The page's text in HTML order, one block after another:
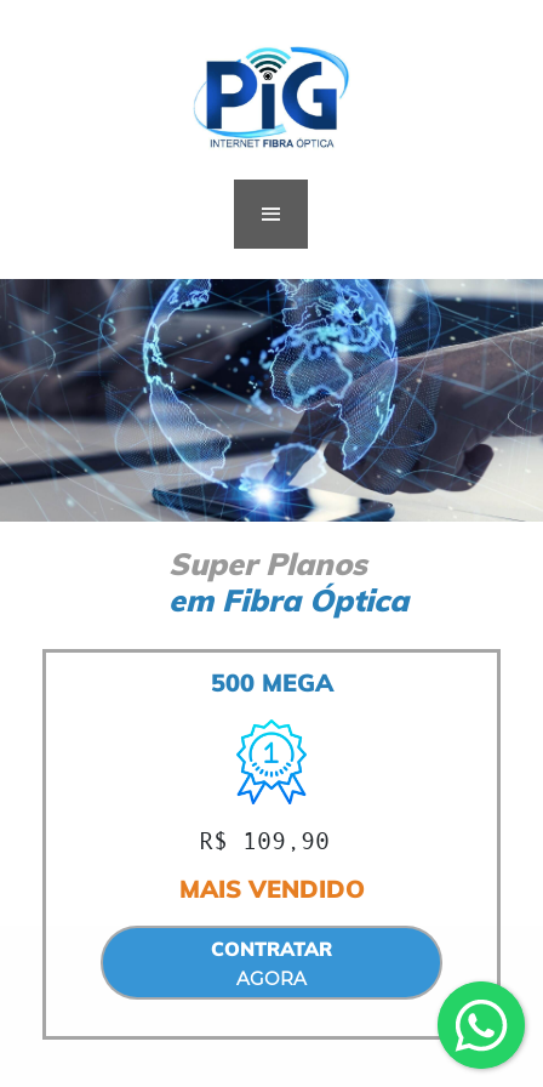
Super Planos
emFibra Óptica
500 MEGA
R$ 109,90
MAIS VENDIDO
CONTRATAR
AGORA